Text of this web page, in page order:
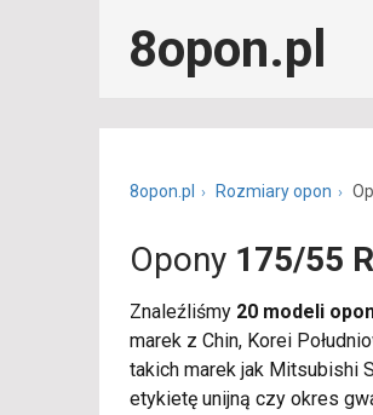
8opon.pl
8opon.pl Rozmiary opon
Opony 175/55
Znaleźliśmy 20 modeli
marek z Chin, Korei
takich marek jak Mitsubishi
etykietę unijną czy okres